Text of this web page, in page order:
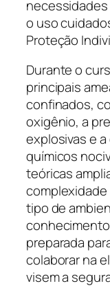
o uso
Proteção
Durante o
principais
confinados,
oxigênio, a
explosivas e
químicos
teóricas
tipo de
preparada
colaborar na
visem a